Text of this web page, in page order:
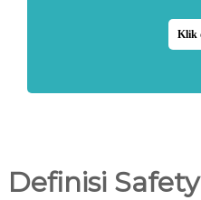
Klik
Definisi